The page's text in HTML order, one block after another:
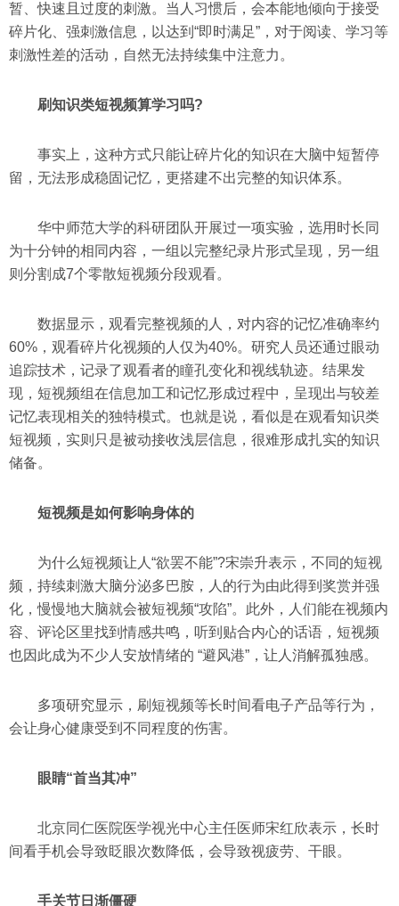
暂、快速且过度的刺激。当人习惯后，会本能地倾向于接受
碎片化、强刺激信息，以达到“即时满足”，对于阅读、学习等
刺激性差的活动，自然无法持续集中注意力。
刷知识类短视频算学习吗?
事实上，这种方式只能让碎片化的知识在大脑中短暂停
留，无法形成稳固记忆，更搭建不出完整的知识体系。
华中师范大学的科研团队开展过一项实验，选用时长同
为十分钟的相同内容，一组以完整纪录片形式呈现，另一组
则分割成7个零散短视频分段观看。
数据显示，观看完整视频的人，对内容的记忆准确率约
60%，观看碎片化视频的人仅为40%。研究人员还通过眼动
追踪技术，记录了观看者的瞳孔变化和视线轨迹。结果发
现，短视频组在信息加工和记忆形成过程中，呈现出与较差
记忆表现相关的独特模式。 也就是说，看似是在观看知识类
短视频，实则只是被动接收浅层信息，很难形成扎实的知识
储备。
短视频是如何影响身体的
为什么短视频让人“欲罢不能”?宋崇升表示，不同的短视
频，持续刺激大脑分泌多巴胺，人的行为由此得到奖赏并强
化，慢慢地大脑就会被短视频“攻陷”。 此外，人们能在视频内
容、评论区里找到情感共鸣，听到贴合内心的话语，短视频
也因此成为不少人安放情绪的 “避风港”，让人消解孤独感。
多项研究显示，刷短视频等长时间看电子产品等行为，
会让身心健康受到不同程度的伤害。
眼睛“首当其冲”
北京同仁医院医学视光中心主任医师宋红欣表示，长时
间看手机会导致眨眼次数降低，会导致视疲劳、干眼。
手关节日渐僵硬